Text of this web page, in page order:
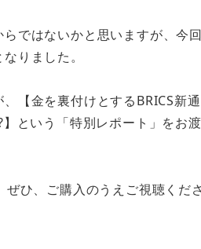
ではないかと思いますが、今
りました。
【金を裏付けとするBRICS新
という「特別レポート」をお
ひ、ご購入のうえご視聴くだ